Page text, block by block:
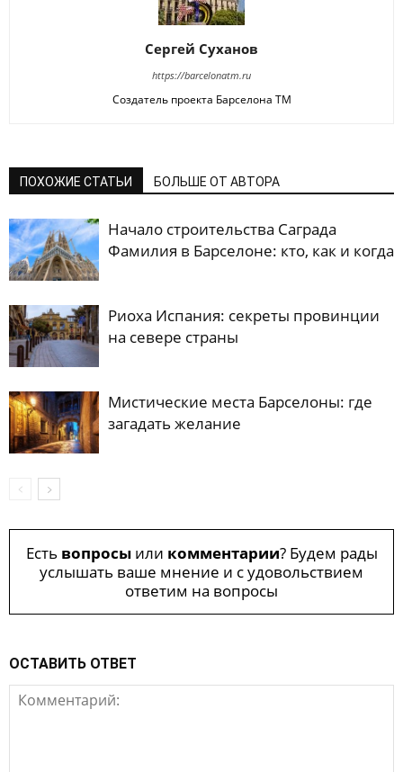
Сергей Суханов
https://barcelonatm.ru
Создатель проекта Барселона ТМ
ПОХОЖИЕ СТАТЬИ БОЛЬШЕ ОТ АВТОРА
Начало строительства Саграда
Фамилия в Барселоне: кто, как и когда
Риоха Испания: секреты провинции
на севере страны
Мистические места Барселоны: где
загадать желание
Есть вопросыили комментарии? Будем рады
услышать ваше мнение и с удовольствием
ответим на вопросы
ОСТАВИТЬ ОТВЕТ